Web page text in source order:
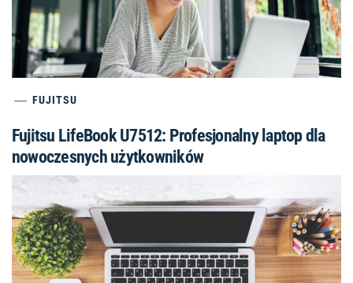
FUJITSU
Fujitsu LifeBook U7512: Profesjonalny laptop dla
nowoczesnych użytkowników